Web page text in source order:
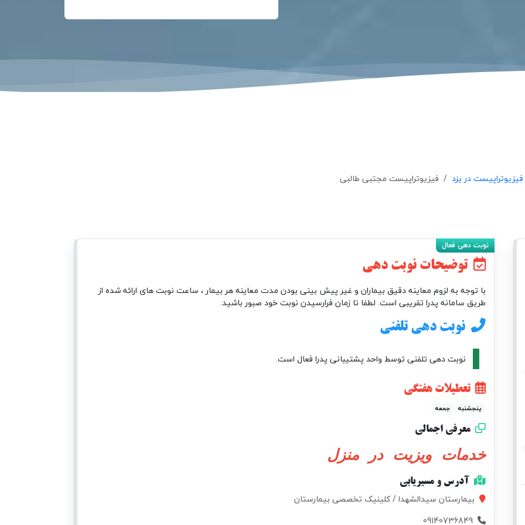
فیزیوتراپیست در یزد فیزیوتراپیست مجتبی طالبی
توضیحات نوبت دهی
با توجه به لزوم معاینه دقیق بیماران و غیر پیش بینی بودن مدت معاینه هر بیمار ، ساعت نوبت های ارائه شده از
طریق سامانه پدرا تقریبی است. لطفا تا زمان فرارسیدن نوبت خود صبور باشید.
نوبت دهی تلفنی
نوبت دهی تلفنی توسط واحد پشتیبانی پدرا فعال است.
تعطیلات هفتگی
پنجشنبه جمعه
معرفی اجمالی
خدمات ویزیت در منزل
آدرس و مسیریابی
بیمارستان سیدالشهدا / کلینیک تخصصی بیمارستان